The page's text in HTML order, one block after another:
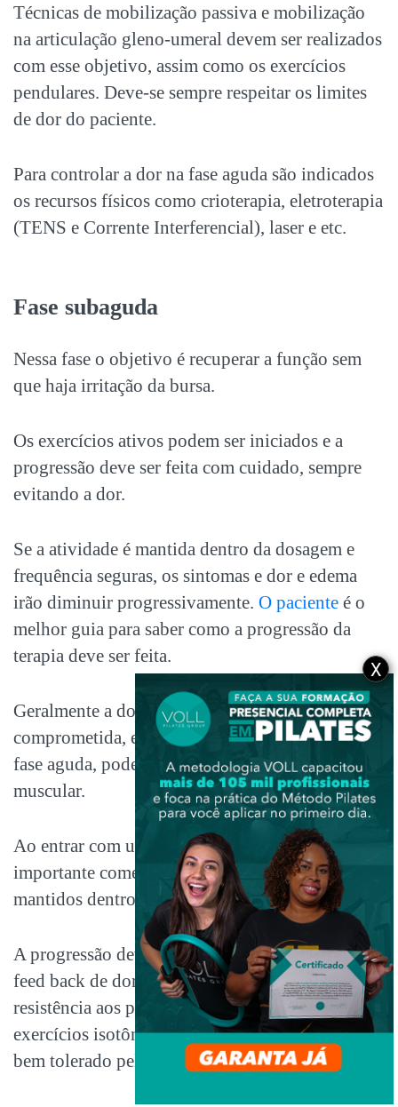
Técnicas de mobilização passiva e mobilização
na articulação gleno-umeral devem ser realizados
com esse objetivo, assim como os exercícios
pendulares. Deve-se sempre respeitar os limites
de dor do paciente.
Para controlar a dor na fase aguda são indicados
os recursos físicos como crioterapia, eletroterapia
(TENS e Corrente Interferencial), laser e etc.
Fase subaguda
Nessa fase o objetivo é recuperar a função sem
que haja irritação da bursa.
Os exercícios ativos podem ser iniciados e a
progressão deve ser feita com cuidado, sempre
evitando a dor.
Se a atividade é mantida dentro da dosagem e
frequência seguras, os sintomas e dor e edema
irão diminuir progressivamente. O paciente é o
melhor guia para saber como a progressão da
terapia deve ser feita.
Geralmente a dor deixa o indivíduo com função
comprometida, e junto com a imobilização da
fase aguda, pode causar enfraquecimento
muscular.
Ao entrar com um trabalho de fortalecimento é
importante começar com exercícios isométricos,
mantidos dentro da tolerância do paciente.
A progressão deve ser realizada de acordo com o
feed back de dor do paciente, aumentando a
resistência aos poucos e ir progredindo para
exercícios isotônicos com resistência, desde que
bem tolerado pelo paciente.
X